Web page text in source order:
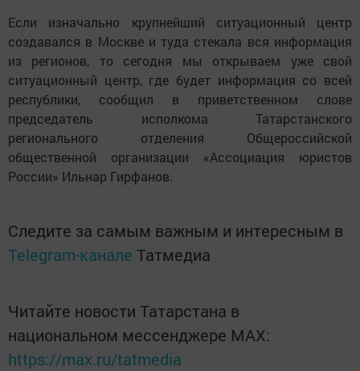
Если изначально крупнейший ситуационный центр
создавался в Москве и туда стекала вся информация
из регионов, то сегодня мы открываем уже свой
ситуационный центр, где будет информация со всей
республики, сообщил в приветственном слове
председатель исполкома Татарстанского
регионального отделения Общероссийской
общественной организации «Ассоциация юристов
России» Ильнар Гирфанов.
Следите за самым важным и интересным в
Telegram-канале Татмедиа
Читайте новости Татарстана в
национальном мессенджере MАХ:
https://max.ru/tatmedia